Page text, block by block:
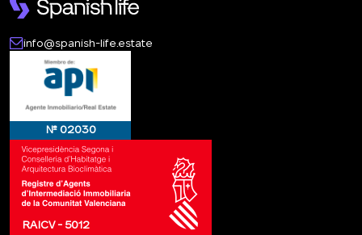
info@spanish-life.estate
№ 02030
RAICV - 5012